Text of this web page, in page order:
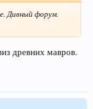
Дивный форум.
древних мавров.